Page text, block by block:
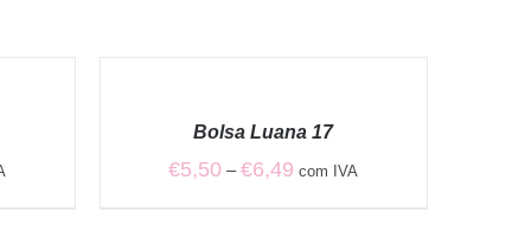
Bolsa Luana 17
€5,50 – €6,49 Price
com IVA